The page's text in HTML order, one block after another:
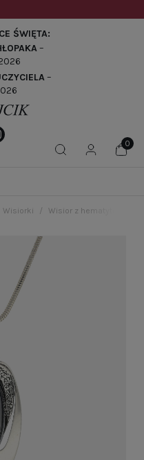
ŚWIĘTA:
–
–
Wisiorki Wisior z hematytem